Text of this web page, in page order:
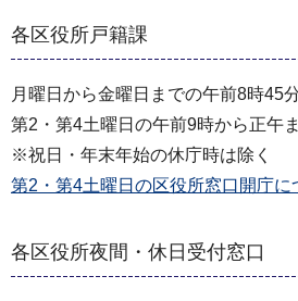
各区役所戸籍課
月曜日から金曜日までの午前8時45
第2・第4土曜日の午前9時から正午
※祝日・年末年始の休庁時は除く
第2・第4土曜日の区役所窓口開庁に
各区役所夜間・休日受付窓口